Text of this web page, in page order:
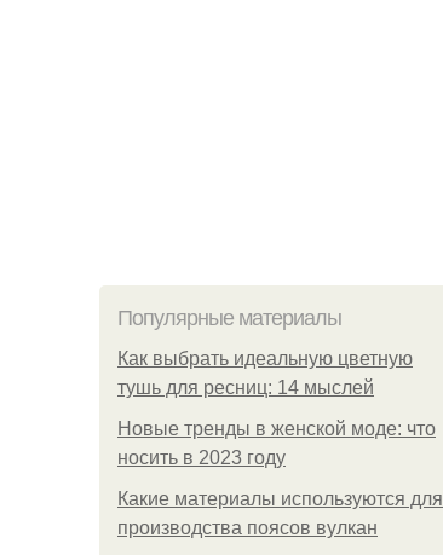
Популярные материалы
Как выбрать идеальную цветную
тушь для ресниц: 14 мыслей
Новые тренды в женской моде: что
носить в 2023 году
Какие материалы используются для
производства поясов вулкан